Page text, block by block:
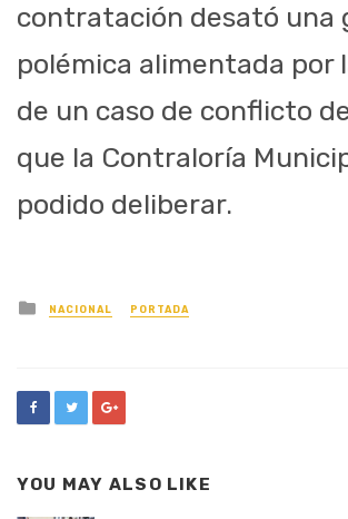
contratación desató una
polémica alimentada por
de un caso de conflicto
que la Contraloría
podido deliberar.
Posted
in
NACIONAL PORTADA
YOU MAY ALSO LIKE